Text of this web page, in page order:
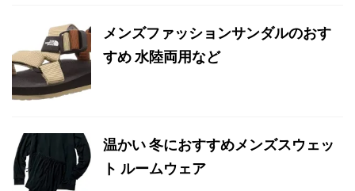
メンズファッションサンダルのおす
すめ 水陸両用など
温かい 冬におすすめメンズスウェッ
ト ルームウェア